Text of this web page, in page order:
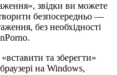
звідки ви можете
безпосередньо —
без необхідності
та зберегти»
на Windows,